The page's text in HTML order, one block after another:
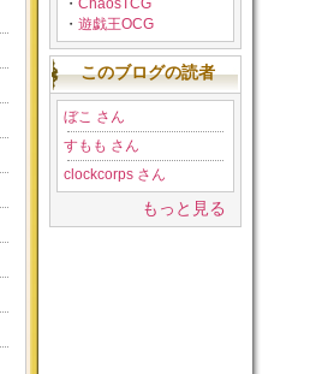
・ ChaosTCG
・ 遊戯王OCG
このブログの読者
ぼこ さん
すもも さん
clockcorps さん
もっと見る